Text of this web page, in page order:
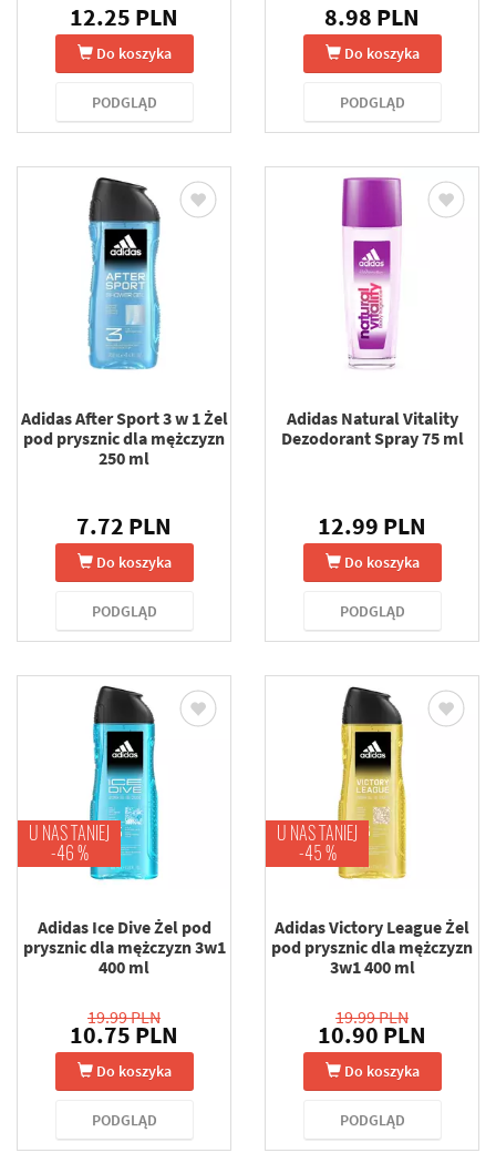
12.25 PLN
Do koszyka
PODGLĄD
8.98 PLN
Do koszyka
PODGLĄD
Adidas After Sport 3 w 1 Żel
pod prysznic dla mężczyzn
250 ml
7.72 PLN
Do koszyka
PODGLĄD
Adidas Natural Vitality
Dezodorant Spray 75 ml
12.99 PLN
Do koszyka
PODGLĄD
U NAS TANIEJ
-46 %
Adidas Ice Dive Żel pod
prysznic dla mężczyzn 3w1
400 ml
19.99 PLN
10.75 PLN
Do koszyka
PODGLĄD
U NAS TANIEJ
-45 %
Adidas Victory League Żel
pod prysznic dla mężczyzn
3w1 400 ml
19.99 PLN
10.90 PLN
Do koszyka
PODGLĄD